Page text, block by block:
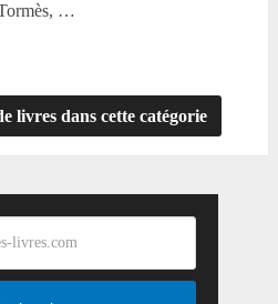
…
livres dans cette catégorie